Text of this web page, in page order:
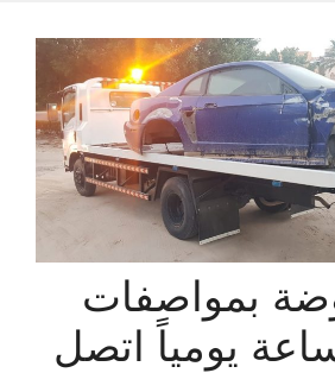
بمواصفات
24 ساعة يومياً اتصل